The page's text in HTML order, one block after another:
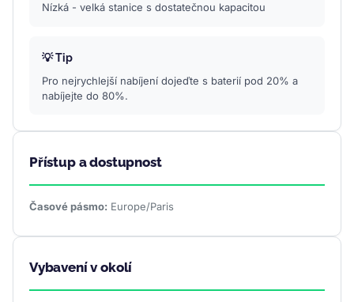
Nízká - velká stanice s dostatečnou kapacitou
💡 Tip
Pro nejrychlejší nabíjení dojeďte s baterií pod 20% a
nabíjejte do 80%.
Přístup a dostupnost
Časové pásmo: Europe/Paris
Vybavení v okolí